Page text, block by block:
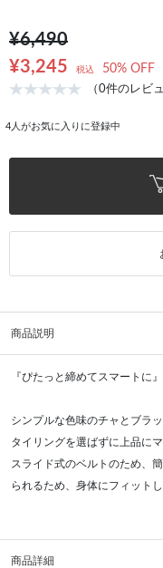
¥6,490
¥3,245
税込 50% OFF
（0件のレビ
4 人がお気に入りに登録中
商品説明
『ぴたっと締めてスマートに』
シンプルな色味のチャとブラ
タイリングを選ばずに上品に
スライド式のベルトのため、
られるため、身体にフィット
商品詳細